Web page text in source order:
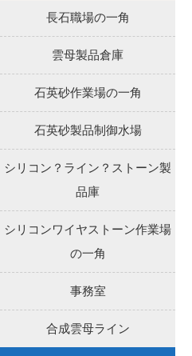
長石職場の一角
雲母製品倉庫
石英砂作業場の一角
石英砂製品制御水場
シリコン？ライン？ストーン製
品庫
シリコンワイヤストーン作業場
の一角
事務室
合成雲母ライン